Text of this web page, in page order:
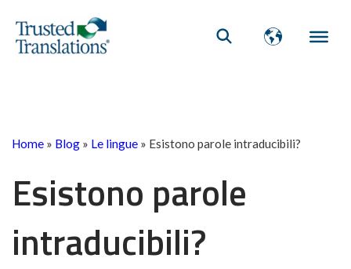
Home » Blog » Le lingue » Esistono parole intraducibili?
Esistono parole
intraducibili?